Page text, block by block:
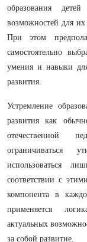
образования
возможностей для
При этом
самостоятельно
умения и навыки
развития.
Устремление
развития как
отечественной
ограничиваться
использоваться
соответствии с
компонента в
применяется
актуальных
за собой развитие.